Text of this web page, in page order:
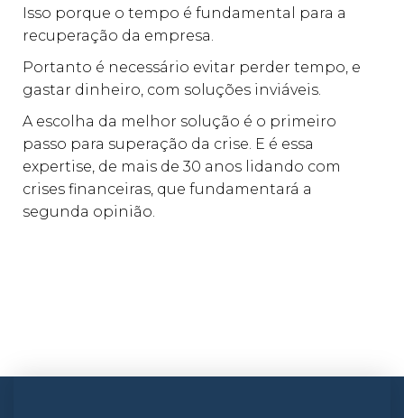
Isso porque o tempo é fundamental para a
recuperação da empresa.
Portanto é necessário evitar perder tempo, e
gastar dinheiro, com soluções inviáveis.
A escolha da melhor solução é o primeiro
passo para superação da crise. E é essa
expertise, de mais de 30 anos lidando com
crises financeiras, que fundamentará a
segunda opinião.